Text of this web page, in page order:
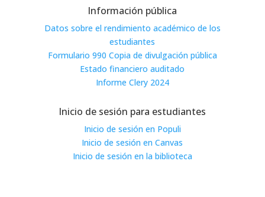
Información pública
Datos sobre el rendimiento académico de los
estudiantes
Formulario 990 Copia de divulgación pública
Estado financiero auditado
Informe Clery 2024
Inicio de sesión para estudiantes
Inicio de sesión en Populi
Inicio de sesión en Canvas
Inicio de sesión en la biblioteca